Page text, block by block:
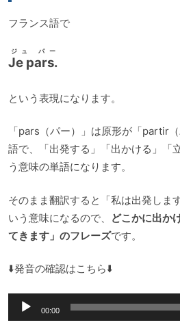
フランス語で
Je pars.
ジュ パー
という表現になります。
「pars（パー）」は原形が「partir
語で、「出発する」「出かける」「
う意味の単語になります。
そのまま翻訳すると「私は出発しま
いう意味になるので、
どこかに出か
てきます」のフレーズです。
⬇️発音の確認はこちら⬇️
声
00:00